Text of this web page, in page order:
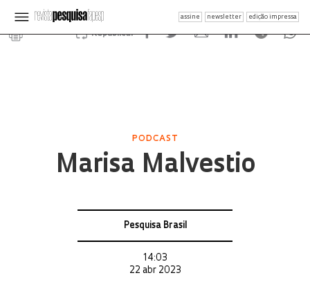
assine newsletter edição impressa
Republicar
PODCAST
Marisa Malvestio
Pesquisa Brasil
14:03
22 abr 2023